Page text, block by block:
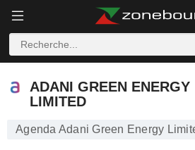
ADANI GREEN ENERGY LIMITED
ADANI GREEN ENERGY
LIMITED
Agenda Adani Green Energy